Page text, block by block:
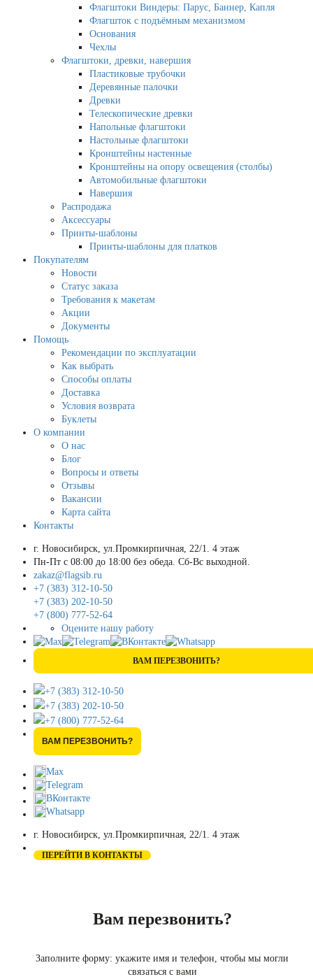
Флагштоки Виндеры: Парус, Баннер, Капля
Флагшток с подъёмным механизмом
Основания
Чехлы
Флагштоки, древки, навершия
Пластиковые трубочки
Деревянные палочки
Древки
Телескопические древки
Напольные флагштоки
Настольные флагштоки
Кронштейны настенные
Кронштейны на опору освещения (столбы)
Автомобильные флагштоки
Навершия
Распродажа
Аксессуары
Принты-шаблоны
Принты-шаблоны для платков
Покупателям
Новости
Статус заказа
Требования к макетам
Акции
Документы
Помощь
Рекомендации по эксплуатации
Как выбрать
Способы оплаты
Доставка
Условия возврата
Буклеты
О компании
О нас
Блог
Вопросы и ответы
Отзывы
Вакансии
Карта сайта
Контакты
г. Новосибирск, ул.Промкирпичная, 22/1. 4 этаж
Пн-Пт с 08:00 до 18:00 без обеда. Сб-Вс выходной.
zakaz@flagsib.ru
+7 (383) 312-10-50
+7 (383) 202-10-50
+7 (800) 777-52-64
Оцените нашу работу
ВАМ ПЕРЕЗВОНИТЬ?
+7 (383) 312-10-50
+7 (383) 202-10-50
+7 (800) 777-52-64
ВАМ ПЕРЕЗВОНИТЬ?
Max
Telegram
ВКонтакте
Whatsapp
г. Новосибирск, ул.Промкирпичная, 22/1. 4 этаж
ПЕРЕЙТИ В КОНТАКТЫ
Вам перезвонить?
Заполните форму: укажите имя и телефон, чтобы мы могли
связаться с вами